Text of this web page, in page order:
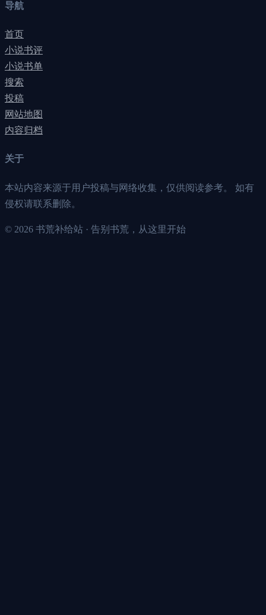
导航
首页
小说书评
小说书单
搜索
投稿
网站地图
内容归档
关于
本站内容来源于用户投稿与网络收集，仅供阅读参考。 如有
侵权请联系删除。
© 2026 书荒补给站 · 告别书荒，从这里开始